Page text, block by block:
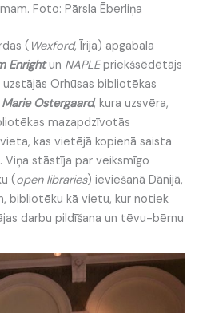
Foto: Pārsla Ēberliņa
( Wexford, Īrija) apgabala
Enrightun NAPLEpriekšsēdētājs
uzstājās Orhūsas bibliotēkas
Marie Ostergaard, kura uzsvēra,
mazapdzīvotās
kas vietējā kopienā saista
stāstīja par veiksmīgo
(open libraries) ieviešanā Dānijā,
bibliotēku kā vietu, kur notiek
darbu pildīšana un tēvu-bērnu